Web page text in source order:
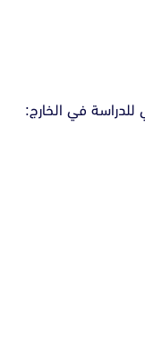
للدراسة في الخارج: